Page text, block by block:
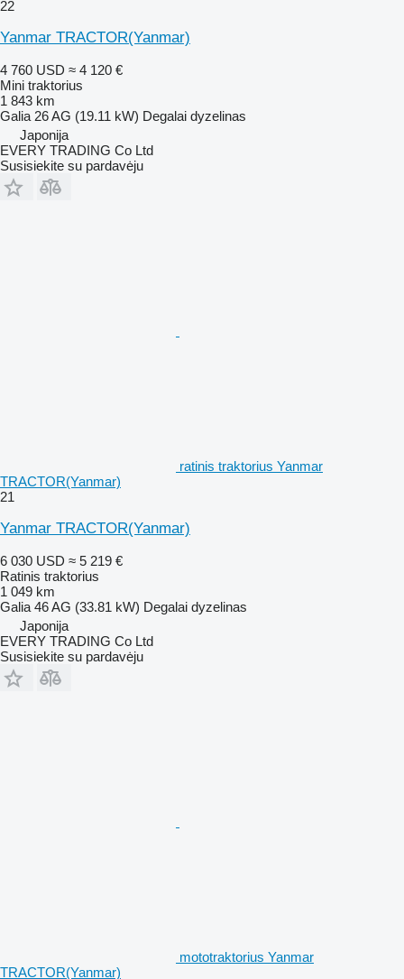
22
Yanmar TRACTOR(Yanmar)
4 760 USD ≈ 4 120 €
Mini traktorius
1 843 km
Galia 26 AG (19.11 kW) Degalai dyzelinas
Japonija
EVERY TRADING Co Ltd
Susisiekite su pardavėju
ratinis traktorius Yanmar
TRACTOR(Yanmar)
21
Yanmar TRACTOR(Yanmar)
6 030 USD ≈ 5 219 €
Ratinis traktorius
1 049 km
Galia 46 AG (33.81 kW) Degalai dyzelinas
Japonija
EVERY TRADING Co Ltd
Susisiekite su pardavėju
mototraktorius Yanmar
TRACTOR(Yanmar)